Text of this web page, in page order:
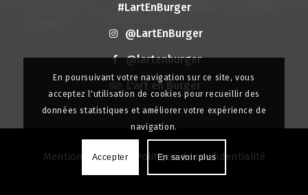
#LartEnBurger
@LartEnBurger
@lartenburger
L'art en Burger
Mentions légales| Politique de confidentialité
En poursuivant votre navigation sur ce site, vous
acceptez l'utilisation de cookies pour recueillir des
données statistiques et améliorer votre expérience de
navigation.
Accepter En savoir plus